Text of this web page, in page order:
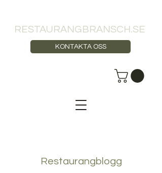
RESTAURANGBRANSCH.SE
KONTAKTA OSS
Restaurangblogg